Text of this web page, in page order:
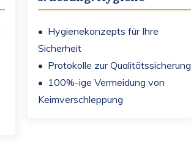
• Hygienekonzepts für Ihre
Sicherheit
• Protokolle zur Qualitätssicherung
• 100%-ige Vermeidung von
Keimverschleppung